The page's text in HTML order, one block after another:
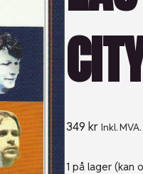
349 kr Inkl. MVA.
1 på lager (kan